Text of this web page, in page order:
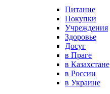
Питание
Покупки
Учреждения
Здоровье
Досуг
в Праге
в Казахстане
в России
в Украине